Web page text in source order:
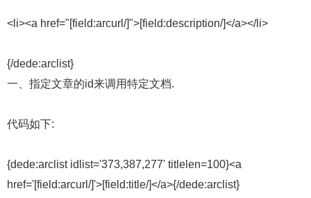
<li><a href="[field:arcurl/]">[field:description/]</a></li>
{/dede:arclist}
一、指定文章的id来调用特定文档.
代码如下:
{dede:arclist idlist='373,387,277' titlelen=100}<a
href='[field:arcurl/]'>[field:title/]</a>{/dede:arclist}